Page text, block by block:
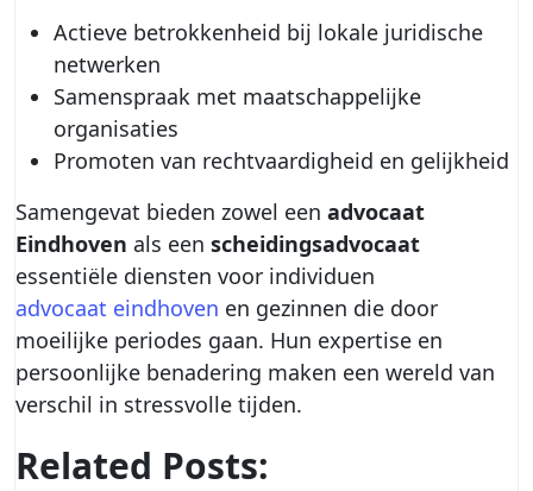
Actieve betrokkenheid bij lokale juridische
netwerken
Samenspraak met maatschappelijke
organisaties
Promoten van rechtvaardigheid en gelijkheid
Samengevat bieden zowel een advocaat
Eindhoven als een scheidingsadvocaat
essentiële diensten voor individuen
advocaat eindhoven en gezinnen die door
moeilijke periodes gaan. Hun expertise en
persoonlijke benadering maken een wereld van
verschil in stressvolle tijden.
Related Posts: